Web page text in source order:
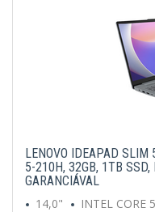
LENOVO IDEAPAD
5-210H, 32GB, 1TB
GARANCIÁVAL
14,0"
INTEL CORE 5